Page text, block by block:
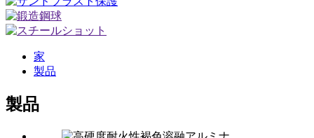
家
製品
製品